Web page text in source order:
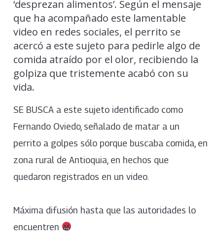
‘desprezan alimentos’. Según el mensaje
que ha acompañado este lamentable
video en redes sociales, el perrito se
acercó a este sujeto para pedirle algo de
comida atraído por el olor, recibiendo la
golpiza que tristemente acabó con su
vida.
SE BUSCA a este sujeto identificado como
Fernando Oviedo, señalado de matar a un
perrito a golpes sólo porque buscaba comida, en
zona rural de Antioquia, en hechos que
quedaron registrados en un video.
Máxima difusión hasta que las autoridades lo
encuentren